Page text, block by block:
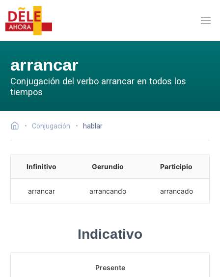
arrancar
Conjugación del verbo arrancar en todos los
tiempos
Conjugación hablar
Infinitivo Gerundio Participio
arrancar arrancando arrancado
Indicativo
Presente